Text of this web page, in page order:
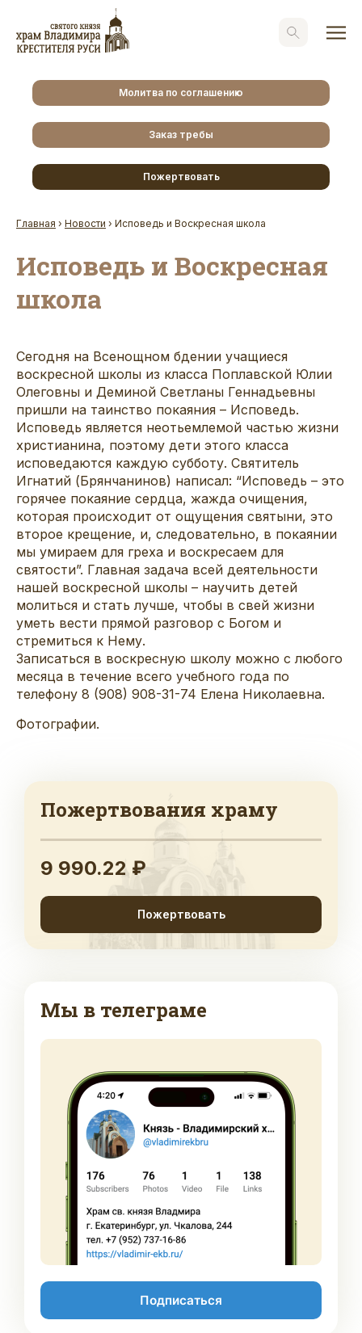
Молитва по соглашению
Заказ требы
Пожертвовать
Главная › Новости › Исповедь и Воскресная школа
Исповедь и Воскресная
школа
Сегодня на Всенощном бдении учащиеся
воскресной школы из класса Поплавской Юлии
Олеговны и Деминой Светланы Геннадьевны
пришли на таинство покаяния – Исповедь.
Исповедь является неотьемлемой частью жизни
христианина, поэтому дети этого класса
исповедаются каждую субботу. Святитель
Игнатий (Брянчанинов) написал: “Исповедь – это
горячее покаяние сердца, жажда очищения,
которая происходит от ощущения святыни, это
второе крещение, и, следовательно, в покаянии
мы умираем для греха и воскресаем для
святости”. Главная задача всей деятельности
нашей воскресной школы – научить детей
молиться и стать лучше, чтобы в свей жизни
уметь вести прямой разговор с Богом и
стремиться к Нему.
Записаться в воскресную школу можно с любого
месяца в течение всего учебного года по
телефону 8 (908) 908-31-74 Елена Николаевна.
Фотографии.
Пожертвования храму
9 990.22 ₽
Пожертвовать
Мы в телеграме
Подписаться